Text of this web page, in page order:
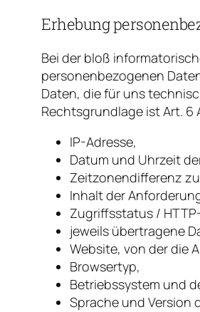
Erhebung
Bei der bloß
personenbezogenen
Daten, die für uns
Rechtsgrundlage ist Art. 6
IP-Adresse,
Datum und Uhrzeit
Zeitzonendifferenz
Inhalt der
Zugriffsstatus /
jeweils übertragene
Website, von der die
Browsertyp,
Betriebssystem und
Sprache und Version